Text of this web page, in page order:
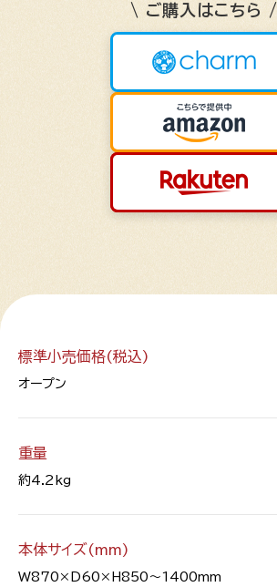
\ ご購入はこちら /
標準小売価格(税込)
オープン
重量
約4.2kg
本体サイズ(mm)
W870×D60×H850～1400mm